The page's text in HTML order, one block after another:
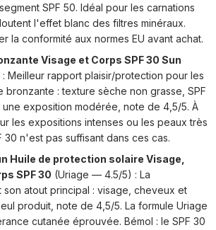
SPF 50. Idéal pour les carnations
l'effet blanc des filtres minéraux.
la conformité aux normes EU avant achat.
Visage et Corps SPF 30 Sun
Meilleur rapport plaisir/protection pour les
bronzante : texture sèche non grasse, SPF
exposition modérée, note de 4,5/5. À
les expositions intenses ou les peaux très
n'est pas suffisant dans ces cas.
Huile de protection solaire Visage,
SPF 30 (Uriage — 4.5/5) : La
atout principal : visage, cheveux et
produit, note de 4,5/5. La formule Uriage
cutanée éprouvée. Bémol : le SPF 30